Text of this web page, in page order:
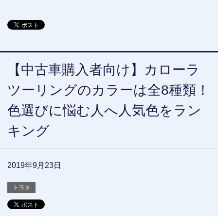
【中古車購入者向け】カローラ
ツーリングのカラーは全8種類！
色選びに悩む人へ人気色をラン
キング
2019年9月23日
トヨタ